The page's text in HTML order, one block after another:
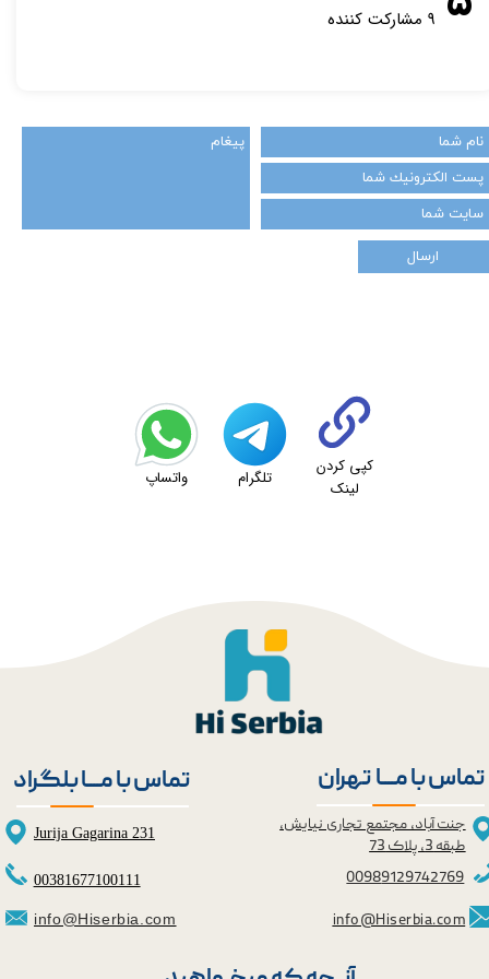
۹ مشارکت کننده
کپی کردن
لینک
تلگرام واتساپ
ارسال
تماس با مــــا تهران
جنت آباد، مجتمع تجاری نیایش،
طبقه 3، پلاک 73
00989129742769
info@Hiserbia.com
تماس با مــــا بلگراد
Jurija Gagarina 231
info@Hiserbia.com
00381677100111